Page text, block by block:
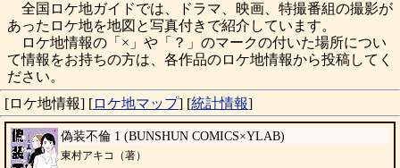
全国ロケ地ガイドでは、ドラマ、映画、特撮番組の撮影が
あったロケ地を地図と写真付きで紹介しています。
ロケ地情報の「×」や「？」のマークの付いた場所につい
て情報をお持ちの方は、各作品のロケ地情報から投稿してく
ださい。
[ロケ地情報] [ロケ地マップ] [統計情報]
偽装不倫 1 (BUNSHUN COMICS×YLAB)
東村アキコ（著）